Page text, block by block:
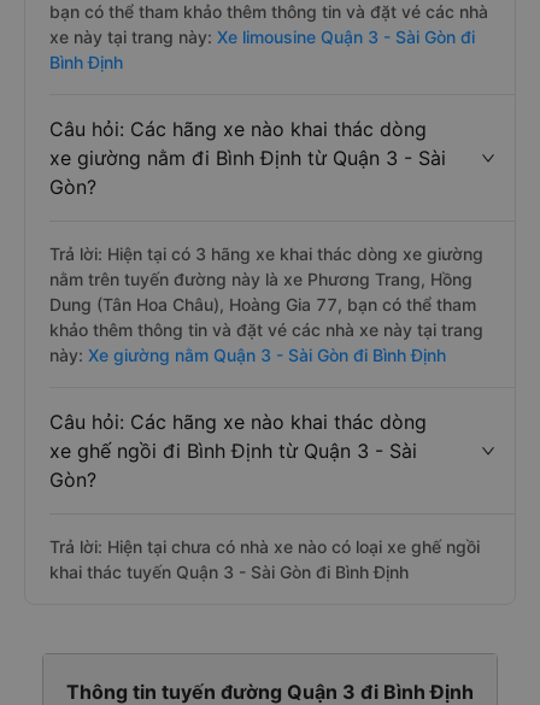
bạn có thể tham khảo thêm thông tin và đặt vé các nhà
xe này tại trang này: Xe limousine Quận 3 - Sài Gòn đi
Bình Định
Câu hỏi: Các hãng xe nào khai thác dòng
xe giường nằm đi Bình Định từ Quận 3 - Sài
Gòn?
Trả lời: Hiện tại có 3 hãng xe khai thác dòng xe giường
nằm trên tuyến đường này là xe Phương Trang, Hồng
Dung (Tân Hoa Châu), Hoàng Gia 77, bạn có thể tham
khảo thêm thông tin và đặt vé các nhà xe này tại trang
này: Xe giường nằm Quận 3 - Sài Gòn đi Bình Định
Câu hỏi: Các hãng xe nào khai thác dòng
xe ghế ngồi đi Bình Định từ Quận 3 - Sài
Gòn?
Trả lời: Hiện tại chưa có nhà xe nào có loại xe ghế ngồi
khai thác tuyến Quận 3 - Sài Gòn đi Bình Định
Thông tin tuyến đường Quận 3 đi Bình Định